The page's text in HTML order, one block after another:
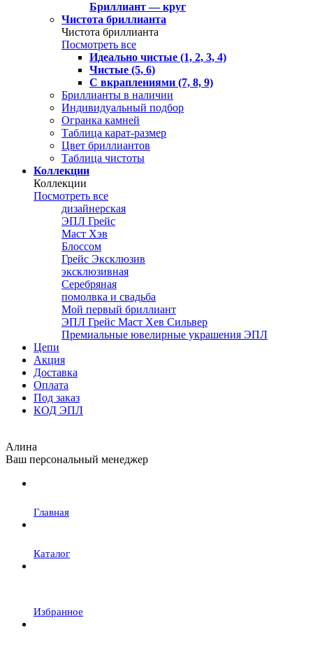
Бриллиант — круг
Чистота бриллианта
Чистота бриллианта
Посмотреть все
Идеально чистые (1, 2, 3, 4)
Чистые (5, 6)
С вкраплениями (7, 8, 9)
Бриллианты в наличии
Индивидуальный подбор
Огранка камней
Таблица карат-размер
Цвет бриллиантов
Таблица чистоты
Коллекции
Коллекции
Посмотреть все
дизайнерская
ЭПЛ Грейс
Маст Хэв
Блоссом
Грейс Эксклюзив
эксклюзивная
Серебряная
помолвка и свадьба
Мой первый бриллиант
ЭПЛ Грейс Маст Хев Сильвер
Премиальные ювелирные украшения ЭПЛ
Цепи
Акция
Доставка
Оплата
Под заказ
КОД ЭПЛ
Алина
Ваш персональный менеджер
Главная
Каталог
Избранное